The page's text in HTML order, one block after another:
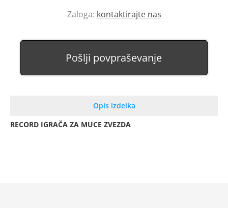
Zaloga: kontaktirajte nas
Pošlji povpraševanje
Opis izdelka
RECORD IGRAČA ZA MUCE ZVEZDA